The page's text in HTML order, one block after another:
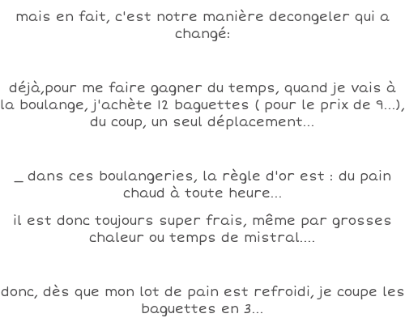
mais en fait, c'est notre manière decongeler qui a
changé:
déjà,pour me faire gagner du temps, quand je vais à
la boulange, j'achète 12 baguettes ( pour le prix de 9...),
du coup, un seul déplacement...
_ dans ces boulangeries, la règle d'or est : du pain
chaud à toute heure...
il est donc toujours super frais, même par grosses
chaleur ou temps de mistral....
donc, dès que mon lot de pain est refroidi, je coupe les
baguettes en 3...